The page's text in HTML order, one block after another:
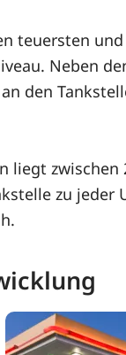
teuersten
Neben
den
zu jeder